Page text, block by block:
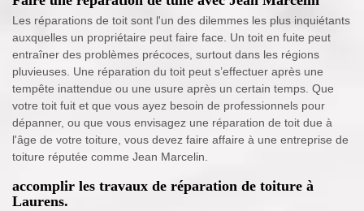
Les réparations de toit sont l'un des dilemmes les plus inquiétants
auxquelles un propriétaire peut faire face. Un toit en fuite peut
entraîner des problèmes précoces, surtout dans les régions
pluvieuses. Une réparation du toit peut s’effectuer après une
tempête inattendue ou une usure après un certain temps. Que
votre toit fuit et que vous ayez besoin de professionnels pour
dépanner, ou que vous envisagez une réparation de toit due à
l'âge de votre toiture, vous devez faire affaire à une entreprise de
toiture réputée comme Jean Marcelin.
accomplir les travaux de réparation de toiture à
Laurens.